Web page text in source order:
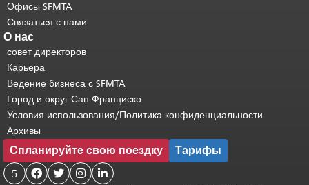
Офисы SFMTA
Связаться с нами
О нас
совет директоров
Карьера
Ведение бизнеса с SFMTA
Город и округ Сан-Франциско
Условия использования/Политика конфиденциальности
Архивы
Спланируйте свою поездку Тарифы
5    